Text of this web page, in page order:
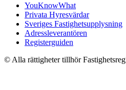
YouKnowWhat
Privata Hyresvärdar
Sveriges Fastighetsupplysning
Adressleverantören
Registerguiden
© Alla rättigheter tillhör